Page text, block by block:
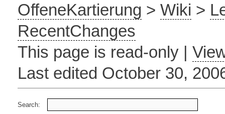
OffeneKartierung > Wiki >
RecentChanges
This page is read-only |
Last edited October 30,
Search: